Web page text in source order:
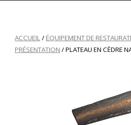
ACCUEIL/ ÉQUIPEMENT DE
PRÉSENTATION / PLATEAU EN CÈDRE